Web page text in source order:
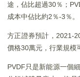
途，佔比超過30％；
成本中佔比約2％-3％。
方正證券預計，2021-
價格30萬元，行業規模
PVDF只是新能源一個